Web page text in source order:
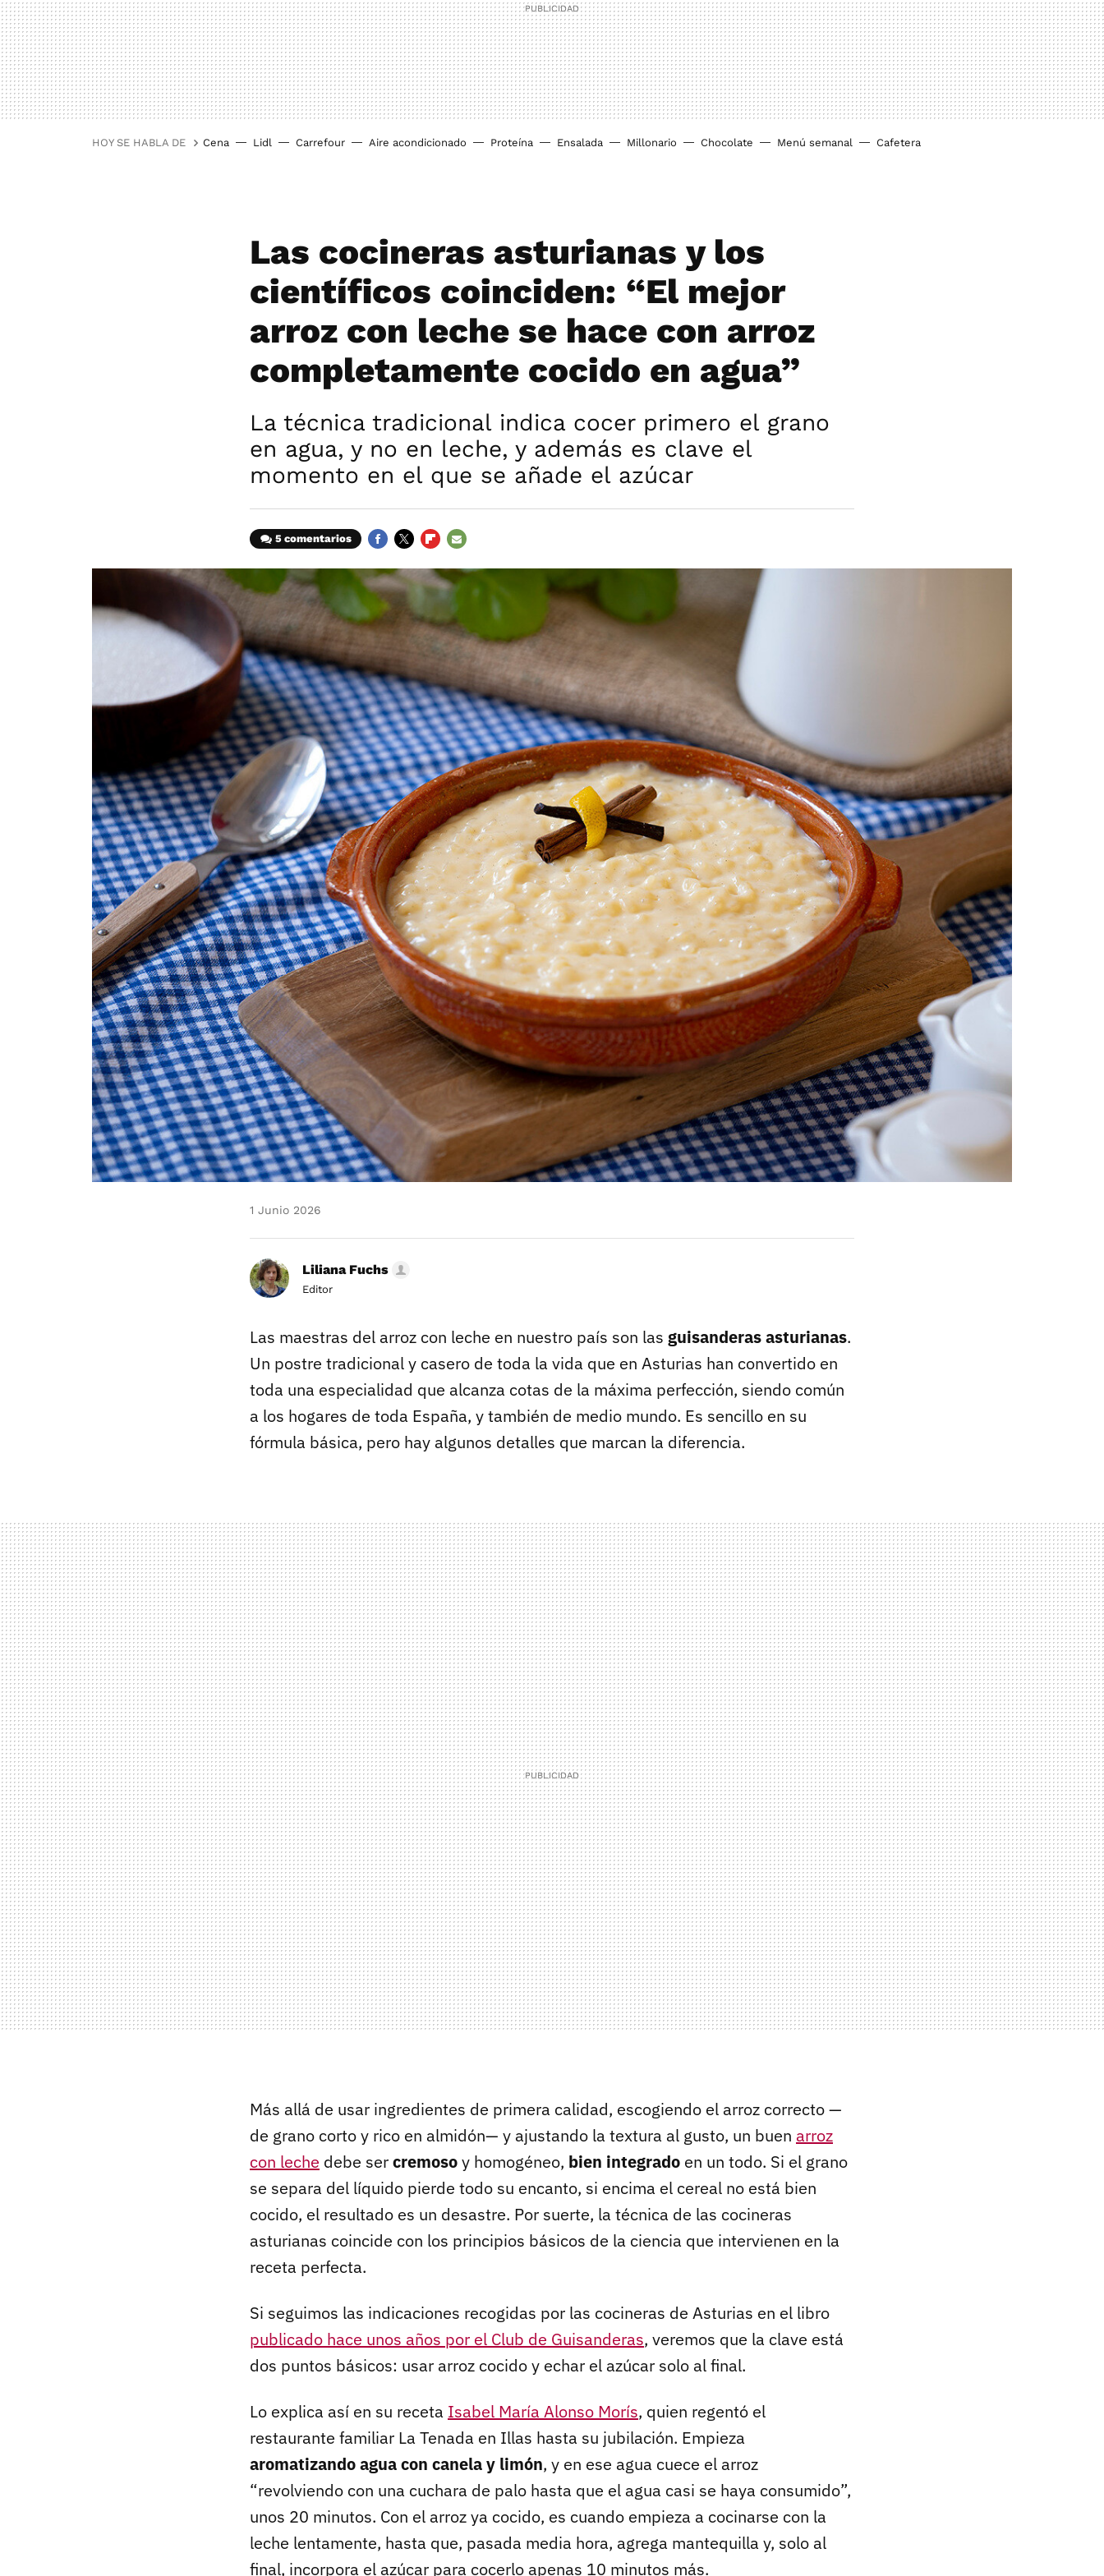
HOY SE HABLA DE Cena Lidl Carrefour Aire acondicionado Proteína Ensalada Millonario Chocolate Menú semanal Cafetera
Las cocineras asturianas y los
científicos coinciden: “El mejor
arroz con leche se hace con arroz
completamente cocido en agua”
La técnica tradicional indica cocer primero el grano
en agua, y no en leche, y además es clave el
momento en el que se añade el azúcar
5 comentarios
MAIL
1 Junio 2026
Liliana Fuchs
Editor
Las maestras del arroz con leche en nuestro país son las guisanderas asturianas.
Un postre tradicional y casero de toda la vida que en Asturias han convertido en
toda una especialidad que alcanza cotas de la máxima perfección, siendo común
a los hogares de toda España, y también de medio mundo. Es sencillo en su
fórmula básica, pero hay algunos detalles que marcan la diferencia.
Más allá de usar ingredientes de primera calidad, escogiendo el arroz correcto —
de grano corto y rico en almidón— y ajustando la textura al gusto, un buen arroz
con leche debe sercremosoy homogéneo, bien integrado en un todo. Si el grano
se separa del líquido pierde todo su encanto, si encima el cereal no está bien
cocido, el resultado es un desastre. Por suerte, la técnica de las cocineras
asturianas coincide con los principios básicos de la ciencia que intervienen en la
receta perfecta.
Si seguimos las indicaciones recogidas por las cocineras de Asturias en el libro
publicado hace unos años por el Club de Guisanderas, veremos que la clave está
dos puntos básicos: usar arroz cocido y echar el azúcar solo al final.
Lo explica así en su receta Isabel María Alonso Morís, quien regentó el
restaurante familiar La Tenada en Illas hasta su jubilación. Empieza
aromatizando agua con canela y limón, y en ese agua cuece el arroz
“revolviendo con una cuchara de palo hasta que el agua casi se haya consumido”,
unos 20 minutos. Con el arroz ya cocido, es cuando empieza a cocinarse con la
leche lentamente, hasta que, pasada media hora, agrega mantequilla y, solo al
final, incorpora el azúcar para cocerlo apenas 10 minutos más.